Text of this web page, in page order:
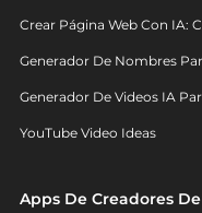
Crear Página Web Con IA:
Generador De Nombres
Generador De Videos IA
YouTube Video Ideas
Apps De Creadores